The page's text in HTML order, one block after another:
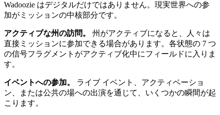
Wadoozie はデジタルだけではありません。現実世界への参
加がミッションの中核部分です。
アクティブな州の訪問。
州がアクティブになると、人々は
直接ミッションに参加できる場合があります。各状態の 7 つ
の信号フラグメントがアクティブ化中にフィールドに入りま
す。
イベントへの参加。
ライブ イベント、アクティベーショ
ン、または公共の場への出演を通じて、いくつかの瞬間が起
こります。